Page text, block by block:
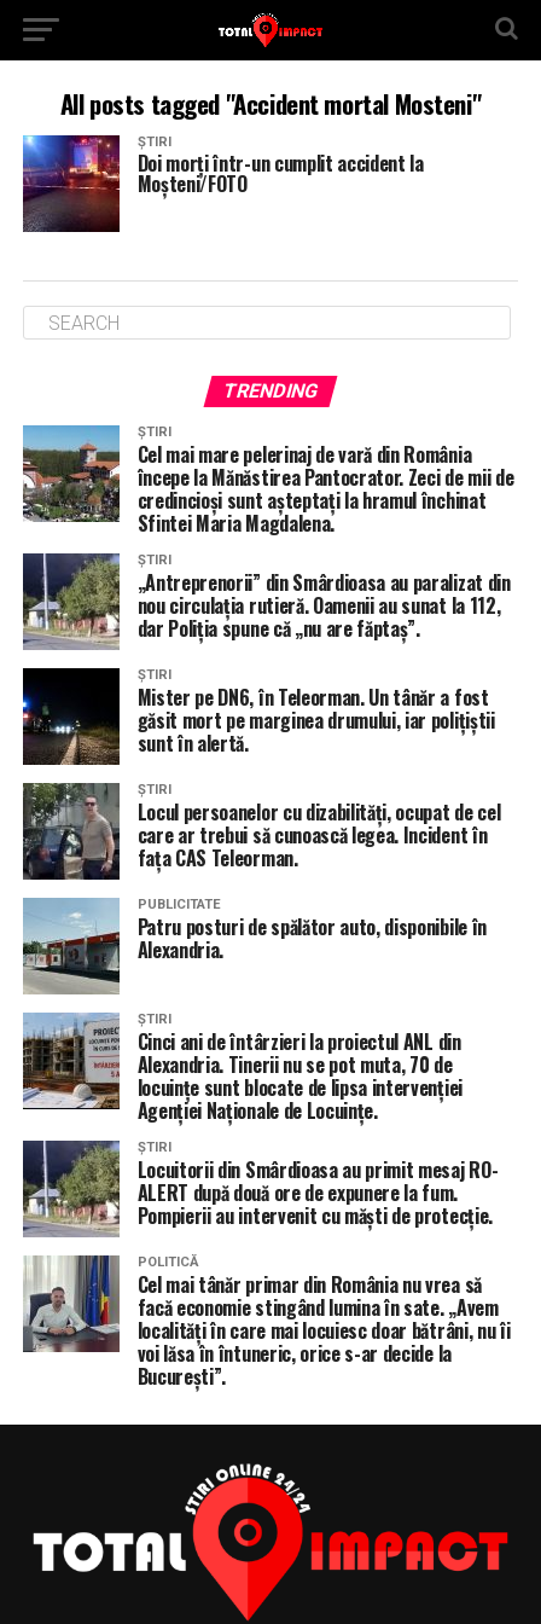
All posts tagged "Accident mortal Mosteni"
ȘTIRI
Doi morți într-un cumplit accident la
Moșteni/FOTO
TRENDING
ȘTIRI
Cel mai mare pelerinaj de vară din România
începe la Mănăstirea Pantocrator. Zeci de mii de
credincioși sunt așteptați la hramul închinat
Sfintei Maria Magdalena.
ȘTIRI
„Antreprenorii” din Smârdioasa au paralizat din
nou circulația rutieră. Oamenii au sunat la 112,
dar Poliția spune că „nu are făptaș”.
ȘTIRI
Mister pe DN6, în Teleorman. Un tânăr a fost
găsit mort pe marginea drumului, iar polițiștii
sunt în alertă.
ȘTIRI
Locul persoanelor cu dizabilități, ocupat de cel
care ar trebui să cunoască legea. Incident în
fața CAS Teleorman.
PUBLICITATE
Patru posturi de spălător auto, disponibile în
Alexandria.
ȘTIRI
Cinci ani de întârzieri la proiectul ANL din
Alexandria. Tinerii nu se pot muta, 70 de
locuințe sunt blocate de lipsa intervenției
Agenției Naționale de Locuințe.
ȘTIRI
Locuitorii din Smârdioasa au primit mesaj RO-
ALERT după două ore de expunere la fum.
Pompierii au intervenit cu măști de protecție.
POLITICĂ
Cel mai tânăr primar din România nu vrea să
facă economie stingând lumina în sate. „Avem
localități în care mai locuiesc doar bătrâni, nu îi
voi lăsa în întuneric, orice s-ar decide la
București”.